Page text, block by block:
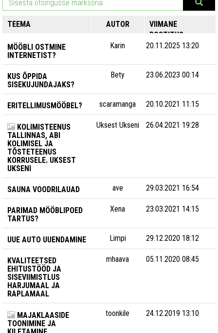
TEEMA AUTOR
VIIMANE
POSTITUS
MÖÖBLI OSTMINE
INTERNETIST?
Karin 20.11.2025 13:20
KUS ÕPPIDA
SISEKUJUNDAJAKS?
Bety 23.06.2023 00:14
ERITELLIMUSMÖÖBEL? scaramanga 20.10.2021 11:15
KOLIMISTEENUS
TALLINNAS, ABI
KOLIMISEL JA
TÕSTETEENUS
KORRUSELE. UKSEST
UKSENI
Uksest Ukseni 26.04.2021 19:28
SAUNA VOODRILAUAD ave 29.03.2021 16:54
PARIMAD MÖÖBLIPOED
TARTUS?
Xena 23.03.2021 14:15
UUE AUTO UUENDAMINE Limpi 29.12.2020 18:12
KVALITEETSED
EHITUSTÖÖD JA
SISEVIIMISTLUS
HARJUMAAL JA
RAPLAMAAL
mhaava 05.11.2020 08:45
MAJAKLAASIDE
TOONIMINE JA
toonkile 24.12.2019 13:10